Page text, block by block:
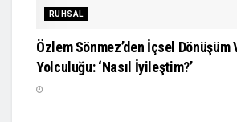
RUHSAL
Özlem Sönmez’den İçsel Dönüşüm
Yolculuğu: ‘Nasıl İyileştim?’